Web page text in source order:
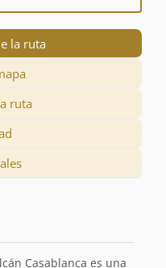
la ruta
ruta
Casablanca es una